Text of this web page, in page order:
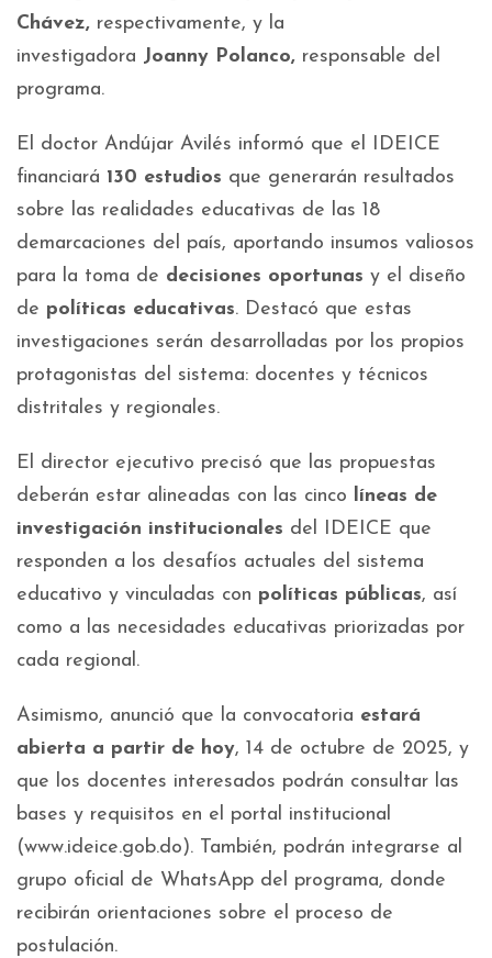
Chávez, respectivamente, y la
investigadora Joanny Polanco, responsable del
programa.
El doctor Andújar Avilés informó que el IDEICE
financiará 130 estudios que generarán resultados
sobre las realidades educativas de las 18
demarcaciones del país, aportando insumos valiosos
para la toma de decisiones oportunas y el diseño
de políticas educativas. Destacó que estas
investigaciones serán desarrolladas por los propios
protagonistas del sistema: docentes y técnicos
distritales y regionales.
El director ejecutivo precisó que las propuestas
deberán estar alineadas con las cinco líneas de
investigación institucionales del IDEICE que
responden a los desafíos actuales del sistema
educativo y vinculadas con políticas públicas, así
como a las necesidades educativas priorizadas por
cada regional.
Asimismo, anunció que la convocatoria estará
abierta a partir de hoy, 14 de octubre de 2025, y
que los docentes interesados podrán consultar las
bases y requisitos en el portal institucional
(www.ideice.gob.do). También, podrán integrarse al
grupo oficial de WhatsApp del programa, donde
recibirán orientaciones sobre el proceso de
postulación.